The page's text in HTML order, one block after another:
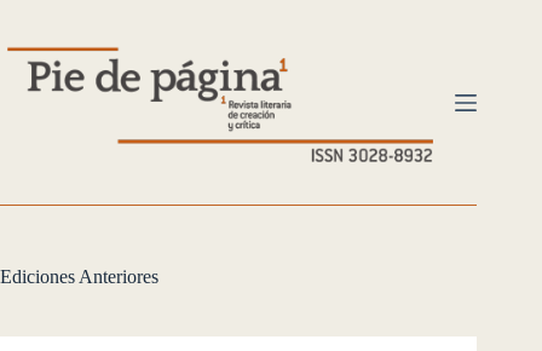
contenido
Ediciones Anteriores